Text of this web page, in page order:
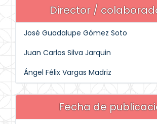
Director /
José Guadalupe Gómez Soto
Juan Carlos Silva Jarquin
Ángel Félix Vargas Madriz
Fecha de